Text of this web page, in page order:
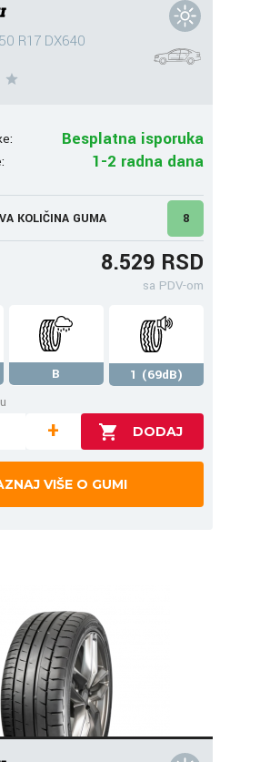
R17 DX640
Besplatna isporuka
1-2 radna dana
KOLIČINA GUMA 8
8.529 RSD
sa PDV-om
B
1 (69dB)
+
VIŠE O GUMI